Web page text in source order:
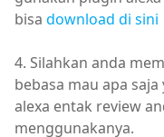
bisa download di sini
4. Silahkan anda
bebasa mau apa
alexa entak review
menggunakanya.